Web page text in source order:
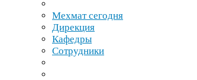
Мехмат сегодня
Дирекция
Кафедры
Сотрудники